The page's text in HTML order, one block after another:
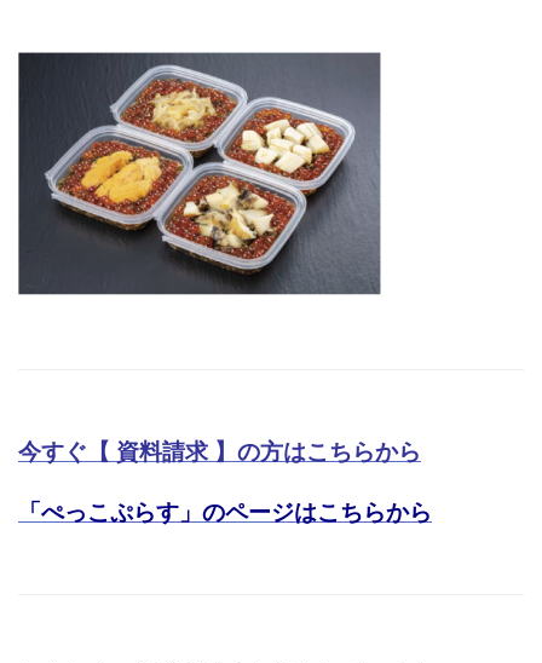
今すぐ【 資料請求 】の方はこちらから
「ぺっこぷらす」のページはこちらから